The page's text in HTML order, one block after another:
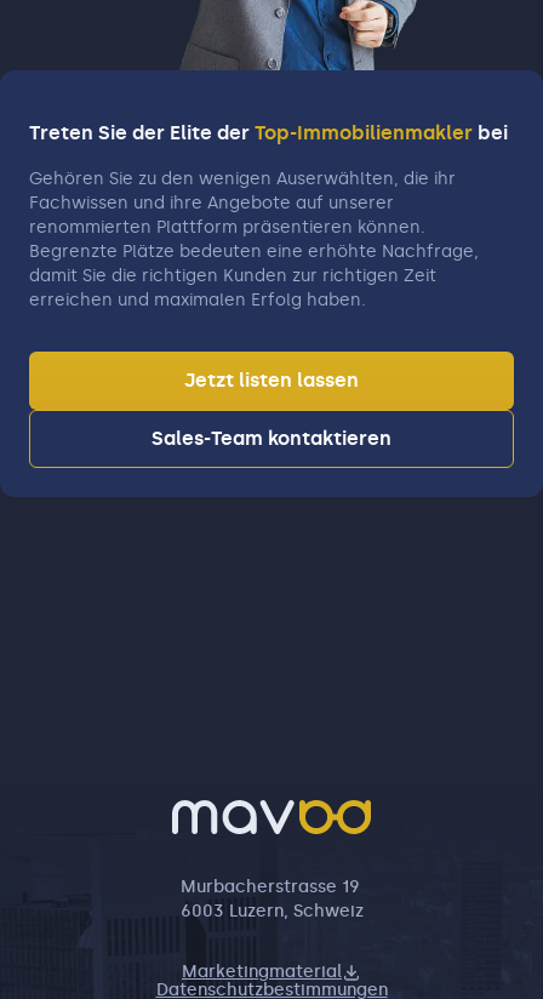
Treten Sie der Elite der Top-Immobilienmakler bei
Gehören Sie zu den wenigen Auserwählten, die ihr
Fachwissen und ihre Angebote auf unserer
renommierten Plattform präsentieren können.
Begrenzte Plätze bedeuten eine erhöhte Nachfrage,
damit Sie die richtigen Kunden zur richtigen Zeit
erreichen und maximalen Erfolg haben.
Jetzt listen lassen
Sales-Team kontaktieren
Murbacherstrasse 19
6003 Luzern, Schweiz
Marketingmaterial
Datenschutzbestimmungen